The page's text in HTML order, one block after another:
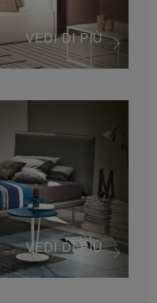
VEDI DI PIÙ
VEDI DI PIÙ